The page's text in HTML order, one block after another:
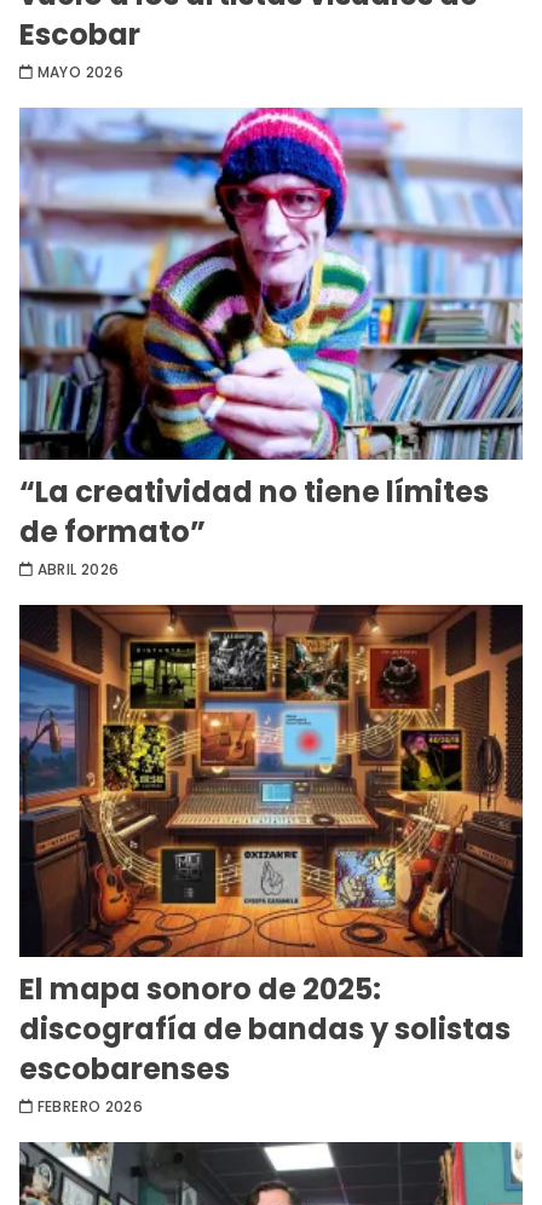
Escobar
MAYO 2026
“La creatividad no tiene límites
de formato”
ABRIL 2026
El mapa sonoro de 2025:
discografía de bandas y solistas
escobarenses
FEBRERO 2026